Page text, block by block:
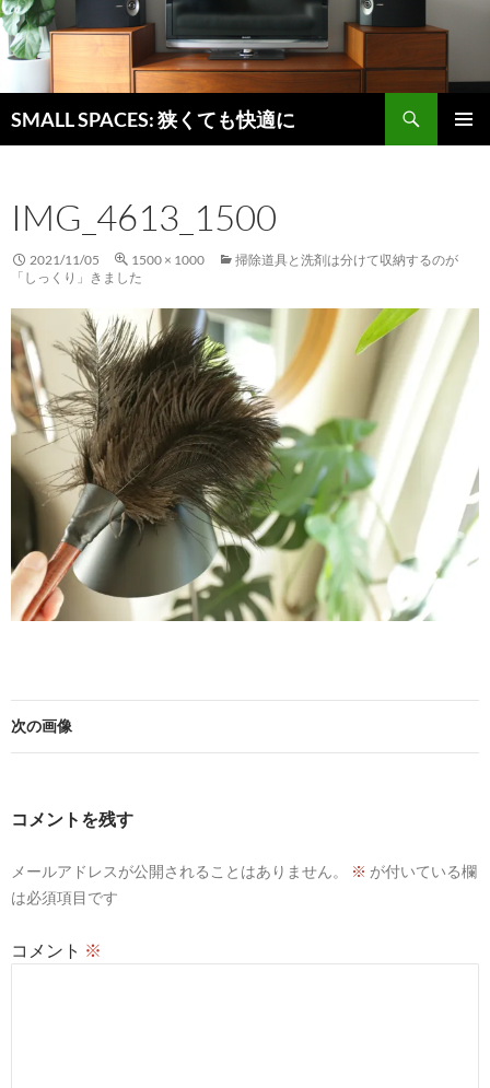
SMALL SPACES: 狭くても快適に
索
ン
ツ
へ
ス
ッ
プ
IMG_4613_1500
2021/11/05 1500 × 1000
掃除道具と洗剤は分けて収納するのが
「しっくり」きました
次の画像
コメントを残す
メールアドレスが公開されることはありません。 ※ が付いている欄
は必須項目です
コメント ※